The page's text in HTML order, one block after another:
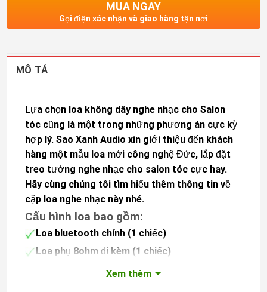
MUA NGAY
Gọi điện xác nhận và giao hàng tận nơi
MÔ TẢ
Lựa chọn loa không dây nghe nhạc cho Salon
tóc cũng là một trong những phương án cực kỳ
hợp lý. Sao Xanh Audio xin giới thiệu đến khách
hàng một mẫu loa mới công nghệ Đức, lắp đặt
treo tường nghe nhạc cho salon tóc cực hay.
Hãy cùng chúng tôi tìm hiểu thêm thông tin về
cặp loa nghe nhạc này nhé.
Cấu hình loa bao gồm:
Loa bluetooth chính (1 chiếc)
Loa phụ 8ohm đi kèm (1 chiếc)
Xem thêm